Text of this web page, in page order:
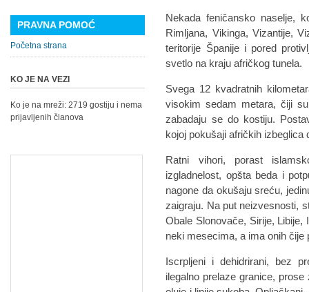
Nekada feničansko naselje,
Rimljana, Vikinga, Vizantije,
teritorije Španije i pored
svetlo na kraju afričkog tunela.
Svega 12 kvadratnih
visokim sedam metara, čiji
zabadaju se do kostiju.
kojoj pokušaji afričkih izbeglica
Ratni vihori, porast
izgladnelost, opšta beda i
nagone da okušaju sreću,
zaigraju. Na put neizvesnosti,
Obale Slonovače, Sirije, Libije,
neki mesecima, a ima onih čije
Iscrpljeni i dehidrirani, bez
ilegalno prelaze granice,
PRAVNA POMOĆ
Početna strana
KO JE NA VEZI
Ko je na mreži: 2719 gostiju i nema
prijavljenih članova